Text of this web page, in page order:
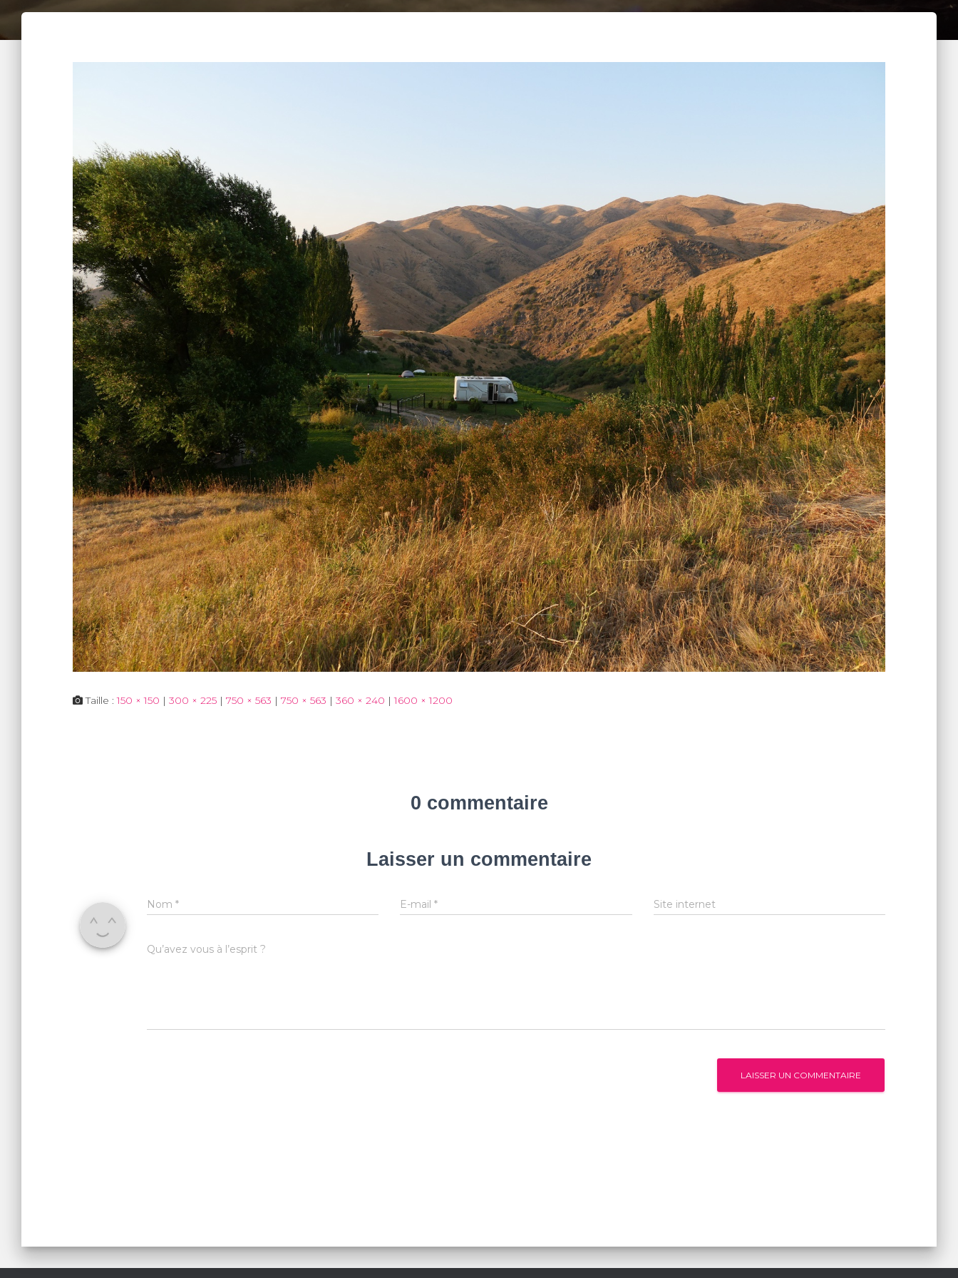
Taille :150 × 150 | 300 × 225 | 750 × 563 | 750 × 563 | 360 × 240 | 1600 × 1200
0 commentaire
Laisser un commentaire
Nom * E-mail* Site internet
Qu’avez vous à l’esprit ?